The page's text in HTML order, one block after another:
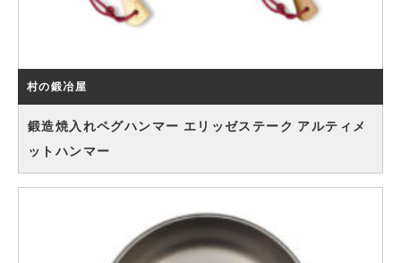
村の鍛冶屋
鍛造焼入れペグハンマー エリッゼステーク アルティメ
ットハンマー